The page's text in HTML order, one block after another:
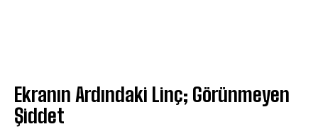
Ekranın Ardındaki Linç; Görünmeyen
Şiddet